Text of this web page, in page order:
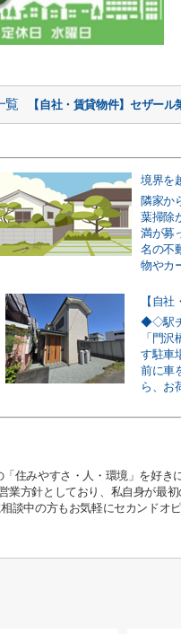
覧 【自社・賃貸物件】セザ
隣家か
葉掃除
満が募
名の不
物やカ
【自
◆◇駅
「門
す駐車
前に車
ら、お
住みやすさ・人・環境」を好き
業方針としており、私自身が最
談中の方もお気軽にセカンドオ